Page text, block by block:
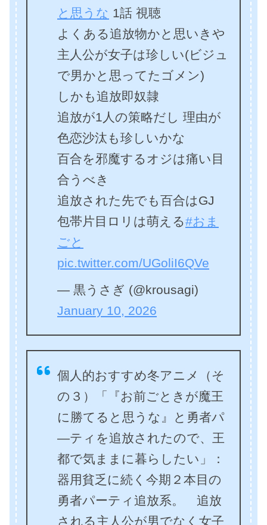
と思うな 1話 視聴
よくある追放物かと思いきや
主人公が女子は珍しい(ビジュ
で男かと思ってたゴメン)
しかも追放即奴隷
追放が1人の策略だし 理由が
色恋沙汰も珍しいかな
百合を邪魔するオジは痛い目
合うべき
追放された先でも百合はGJ
包帯片目ロリは萌える#おま
ごと
pic.twitter.com/UGoliI6QVe
— 黒うさぎ (@krousagi)
January 10, 2026
個人的おすすめ冬アニメ（そ
の３）「『お前ごときが魔王
に勝てると思うな』と勇者パ
―ティを追放されたので、王
都で気ままに暮らしたい」：
器用貧乏に続く今期２本目の
勇者パーティ追放系。 追放
される主人公が男でなく女子